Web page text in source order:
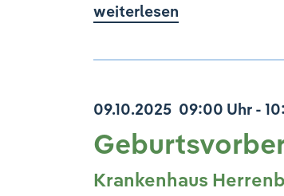
weiterlesen
09.10.2025 09:00 Uhr -
Krankenhaus